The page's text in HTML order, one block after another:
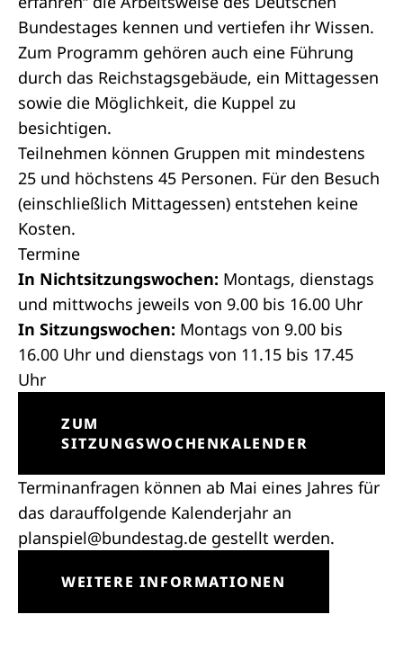
Bundestages kennen und vertiefen ihr Wissen.
Zum Programm gehören auch eine Führung
durch das Reichstagsgebäude, ein Mittagessen
sowie die Möglichkeit, die Kuppel zu
besichtigen.
Teilnehmen können Gruppen mit mindestens
25 und höchstens 45 Personen. Für den Besuch
(einschließlich Mittagessen) entstehen keine
Kosten.
Termine
In Nichtsitzungswochen: Montags, dienstags
und mittwochs jeweils von 9.00 bis 16.00 Uhr
In Sitzungswochen: Montags von 9.00 bis
16.00 Uhr und dienstags von 11.15 bis 17.45
Uhr
ZUM
SITZUNGSWOCHENKALENDER
(ÖFFNET IN NEUEM REITER)
Terminanfragen können ab Mai eines Jahres für
das darauffolgende Kalenderjahr an
planspiel@bundestag.de gestellt werden.
WEITERE INFORMATIONEN
(ÖFFNET IN NEUEM REITER)